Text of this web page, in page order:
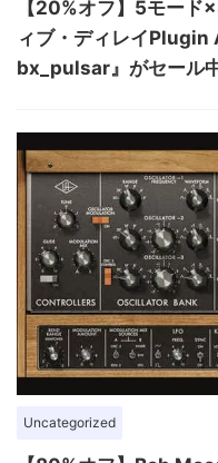
【20%オフ】5モード
ィブ・ディレイ
bx_pulsar』がセール
Uncategorized